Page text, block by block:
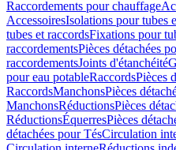
Raccordements pour chauffage
AccessoiresIsolations pour tubes
tubes et raccordsFixations pour
raccordementsPièces détachées
raccordementsJoints d'étanchéité
pour eau potableRaccordsPièces
RaccordsManchonsPièces
ManchonsRéductionsPièces
RéductionsÉquerresPièces
détachées pour TésCirculation